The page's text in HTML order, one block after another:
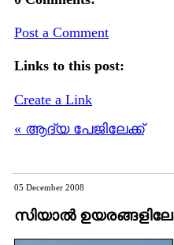
Post a Comment
Links to this post:
Create a Link
« ആദ്യ പേജിലേക്ക്
05 December 2008
സിയാല്‍